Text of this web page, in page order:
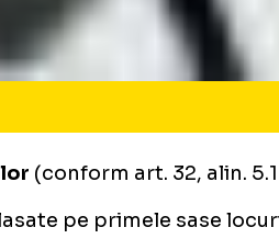
(conform art. 32, alin.
pe primele sase